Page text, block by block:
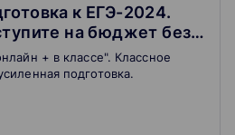
к ЕГЭ-2024.
на бюджет без
+ в классе". Классное
подготовка.